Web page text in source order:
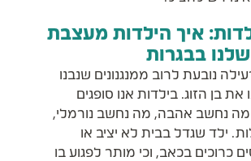
איך הילדות מעצבת
בבגרות
נובעת לרוב ממנגנונים שנבנו
בן הזוג. בילדות אנו סופגים
נחשב אהבה, מה נחשב נורמלי,
ילד שגדל בבית לא יציב או
כרוכים בכאב, וכי מותר לפגוע בו